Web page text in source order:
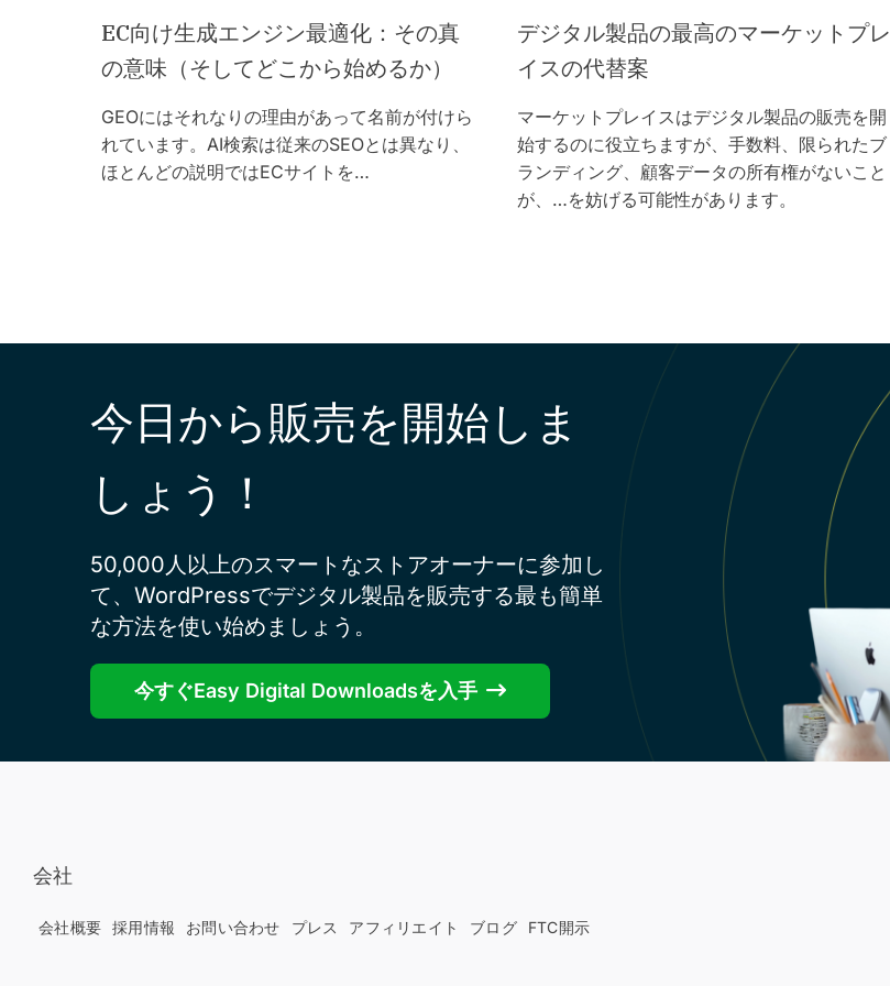
EC向け生成エンジン最適化：その真
の意味（そしてどこから始めるか）
GEOにはそれなりの理由があって名前が付けら
れています。AI検索は従来のSEOとは異なり、
ほとんどの説明ではECサイトを…
デジタル製品の最高のマーケットプレ
イスの代替案
マーケットプレイスはデジタル製品の販売を開
始するのに役立ちますが、手数料、限られたブ
ランディング、顧客データの所有権がないこと
が、…を妨げる可能性があります。
今日から販売を開始しま
しょう！
50,000人以上のスマートなストアオーナーに参加し
て、WordPressでデジタル製品を販売する最も簡単
な方法を使い始めましょう。
今すぐEasy Digital Downloadsを入手
会社
会社概要 採用情報 お問い合わせ プレス アフィリエイト ブログ FTC開示